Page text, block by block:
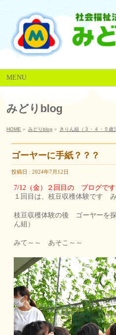
MENU
みどりblog
HOME » みどりblog » きりん組（３・４・５歳
ゴーヤーに手紙？？？
投稿日 : 2024年7月12日
7/12（金）２回目の ブログです
１回目は、枝豆収穫体験です
枝豆収穫体験の後 ゴーヤーを
ん組）
みて～～ あそこ～～